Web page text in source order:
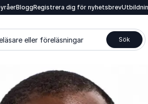
BloggRegistrera dig för nyhetsbrev
eller föreläsningar Sök